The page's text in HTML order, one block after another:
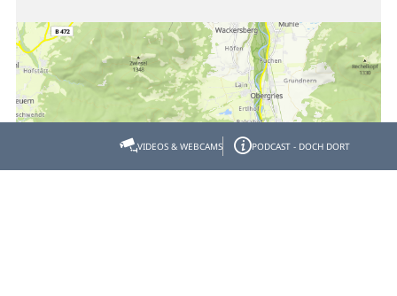
VIDEOS & WEBCAMS PODCAST - DOCH DORT